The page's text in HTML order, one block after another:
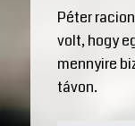
Péter
volt, hogy
mennyire
távon.